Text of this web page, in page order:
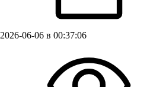
2026-06-06 в 00:37:06